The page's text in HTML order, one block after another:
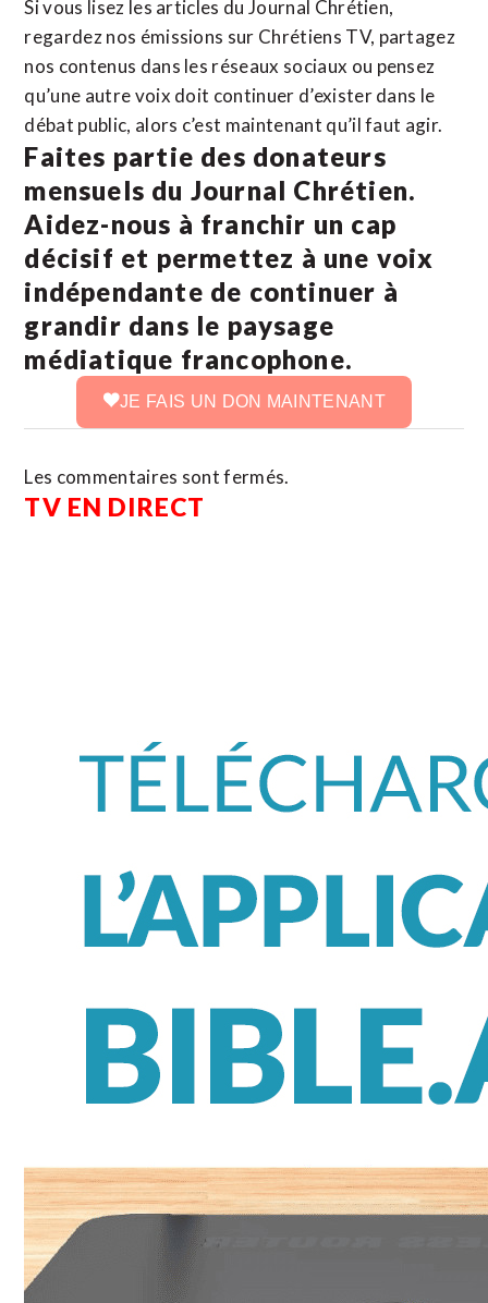
Si vous lisez les articles du Journal Chrétien,
regardez nos émissions sur Chrétiens TV, partagez
nos contenus dans les réseaux sociaux ou pensez
qu’une autre voix doit continuer d’exister dans le
débat public, alors c’est maintenant qu’il faut agir.
Faites partie des donateurs
mensuels du Journal Chrétien.
Aidez-nous à franchir un cap
décisif et permettez à une voix
indépendante de continuer à
grandir dans le paysage
médiatique francophone.
JE FAIS UN DON MAINTENANT
Les commentaires sont fermés.
TV EN DIRECT